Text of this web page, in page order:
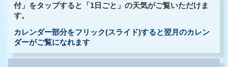
付」をタップすると「1日ごと」の天気がご覧いただけま
す。
カレンダー部分をフリック(スライド)すると翌月のカレン
ダーがご覧になれます